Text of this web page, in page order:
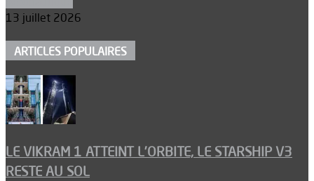
13 juillet 2026
ARTICLES POPULAIRES
LE VIKRAM 1 ATTEINT L’ORBITE, LE STARSHIP V3
RESTE AU SOL